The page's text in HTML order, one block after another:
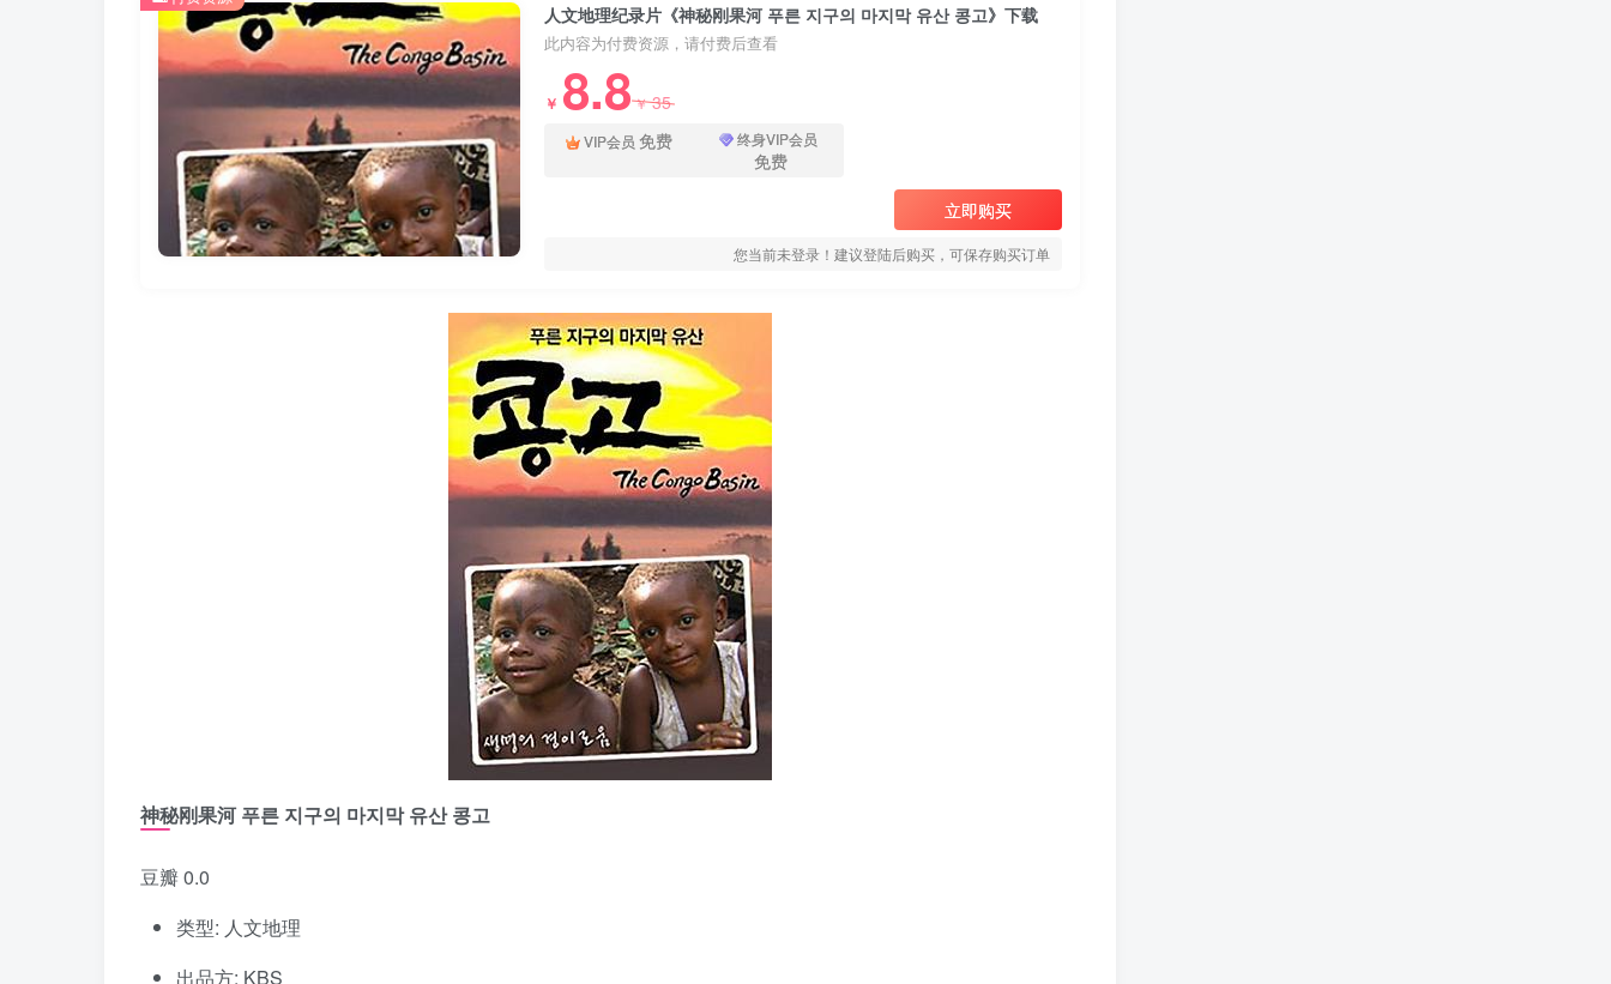
人文地理纪录片《神秘刚果河 푸른 지구의 마지막 유산 콩고》下载
此内容为付费资源，请付费后查看
￥ 8.8￥35
VIP会员 免费 终身VIP会员
免费
立即购买
您当前未登录！建议登陆后购买，可保存购买订单
神秘刚果河 푸른 지구의 마지막 유산 콩고
豆瓣 0.0
类型: 人文地理
出品方: KBS